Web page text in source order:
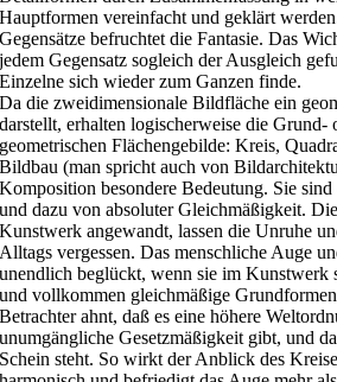
Hauptformen vereinfacht und geklärt
Gegensätze befruchtet die Fantasie. Das
jedem Gegensatz sogleich der Ausgleich
Einzelne sich wieder zum Ganzen finde.
Da die zweidimensionale Bildfläche ein
darstellt, erhalten logischerweise die Grund-
geometrischen Flächengebilde: Kreis,
Bildbau (man spricht auch von
Komposition besondere Bedeutung. Sie
und dazu von absoluter Gleichmäßigkeit.
Kunstwerk angewandt, lassen die Unruhe
Alltags vergessen. Das menschliche Auge
unendlich beglückt, wenn sie im Kunstwerk
und vollkommen gleichmäßige
Betrachter ahnt, daß es eine höhere
unumgängliche Gesetzmäßigkeit gibt, und
Schein steht. So wirkt der Anblick des